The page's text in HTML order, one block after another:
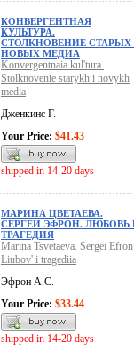
КОНВЕРГЕНТНАЯ
КУЛЬТУРА.
СТОЛКНОВЕНИЕ СТАРЫХ
НОВЫХ МЕДИА
Konvergentnaia kul'tura.
Stolknovenie starykh i novykh
media
Дженкинс Г.
Your Price: $41.43
shipped in 14-20 days
МАРИНА ЦВЕТАЕВА.
СЕРГЕЙ ЭФРОН. ЛЮБОВЬ
ТРАГЕДИЯ
Marina Tsvetaeva. Sergei
Liubov' i tragediia
Эфрон А.С.
Your Price: $33.44
shipped in 14-20 days